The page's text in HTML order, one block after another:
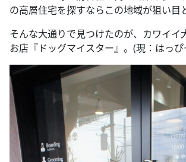
の高層住宅を探すならこの地域が狙い目
そんな大通りで見つけたのが、カワイイ
お店『ドッグマイスター』。(現：はっ